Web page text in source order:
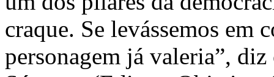
craque. Se levássemos em
personagem já valeria”,